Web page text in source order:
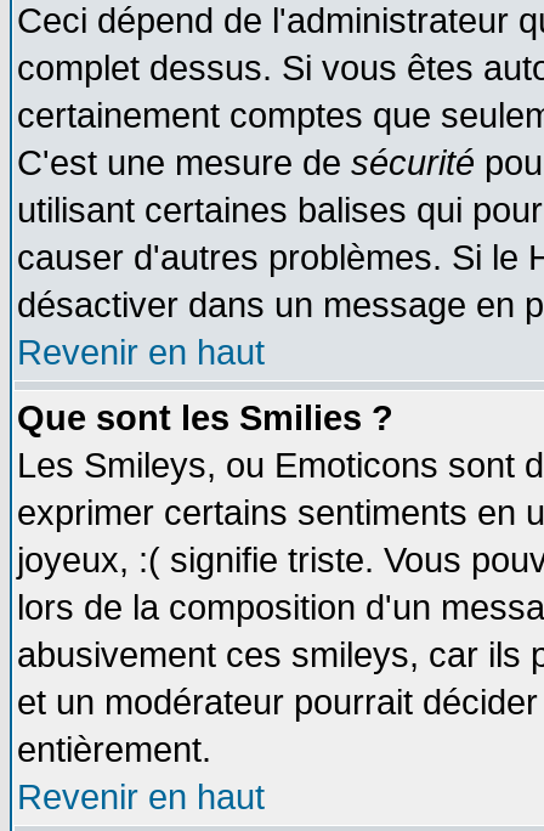
Ceci dépend de l'administrateur
complet dessus. Si vous êtes
certainement comptes que
C'est une mesure de sécurité
utilisant certaines balises qui
causer d'autres problèmes. Si le
désactiver dans un message en
Revenir en haut
Que sont les Smilies ?
Les Smileys, ou Emoticons sont
exprimer certains sentiments en
joyeux, :( signifie triste. Vous
lors de la composition d'un
abusivement ces smileys, car ils
et un modérateur pourrait
entièrement.
Revenir en haut